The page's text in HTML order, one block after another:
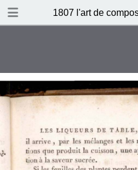
1807 l'art de
DOWNLOAD